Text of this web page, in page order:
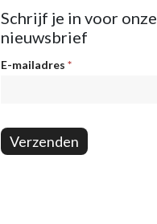
Schrijf je in voor onze
nieuwsbrief
Nieuwsbrief
E-mailadres *
Verzenden